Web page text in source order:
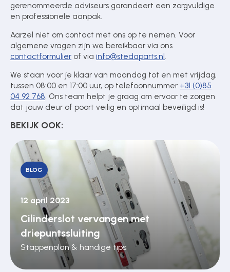
gerenommeerde adviseurs garandeert een zorgvuldige
en professionele aanpak.
Aarzel niet om contact met ons op te nemen. Voor
algemene vragen zijn we bereikbaar via ons
contactformulier of viainfo@stedaparts.nl.
We staan voor je klaar van maandag tot en met vrijdag,
tussen 08:00 en 17:00 uur, op telefoonnummer +31 (0)85
04 92 768. Ons team helpt je graag om ervoor te zorgen
dat jouw deur of poort veilig en optimaal beveiligd is!
BEKIJK OOK:
BLOG
12 april 2023
Cilinderslot vervangen met
driepuntssluiting
Stappenplan & handige tips